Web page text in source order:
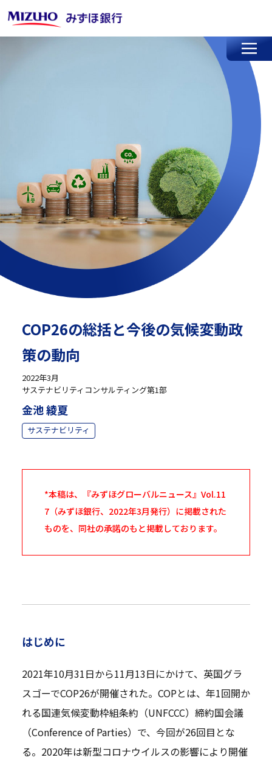
COP26の総括と今後の気候変動政
策の動向
2022年3月
サステナビリティコンサルティング第1部
金池 綾夏
サステナビリティ
*本稿は、『みずほグローバルニュース』Vol.11
7（みずほ銀行、2022年3月発行）に掲載された
ものを、同社の承諾のもと掲載しております。
はじめに
2021年10月31日から11月13日にかけて、英国グラ
スゴーでCOP26が開催された。COPとは、年1回開か
れる国連気候変動枠組条約（UNFCCC）締約国会議
（Conference of Parties）で、今回が26回目とな
る。2020年は新型コロナウイルスの影響により開催